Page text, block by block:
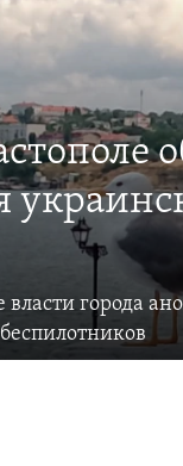
власти города